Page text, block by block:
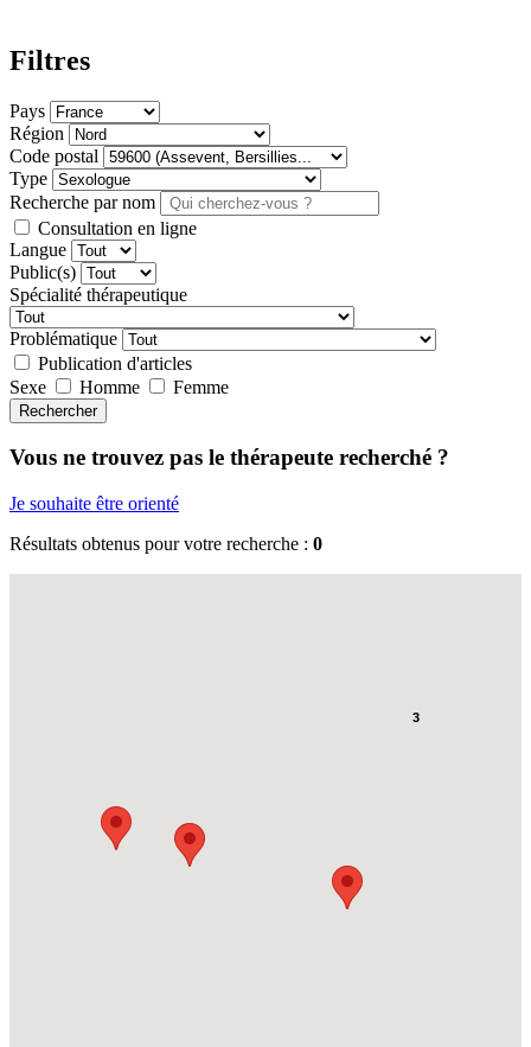
Filtres
Pays
Région
Code postal
Type
Recherche par nom
Consultation en ligne
Langue
Public(s)
Spécialité thérapeutique
Problématique
Publication d'articles
Sexe
Homme Femme
Rechercher
Vous ne trouvez pas le thérapeute recherché ?
Je souhaite être orienté
Résultats obtenus pour votre recherche : 0
3